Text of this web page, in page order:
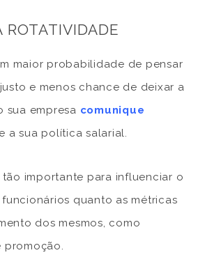
ROTATIVIDADE
maior probabilidade de pensar
e menos chance de deixar a
sua empresa comunique
a sua política salarial.
importante para influenciar o
quanto as métricas
dos mesmos, como
promoção.